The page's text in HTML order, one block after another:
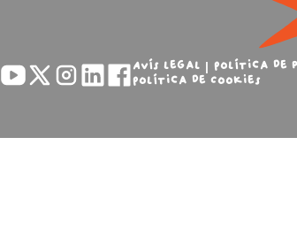
Avís legal
Política de
Política de Cookies